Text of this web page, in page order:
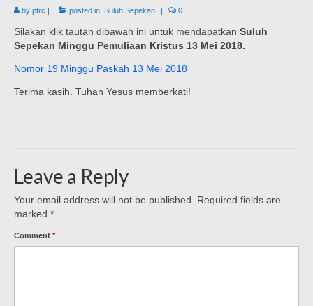
HUBUNGI KAMI
INFO GEREJA
by ptrc | posted in: Suluh Sepekan | 0
Silakan klik tautan dibawah ini untuk mendapatkan Suluh
Sepekan Minggu Pemuliaan Kristus 13 Mei 2018.
Nomor 19 Minggu Paskah 13 Mei 2018
Terima kasih. Tuhan Yesus memberkati!
Leave a Reply
Your email address will not be published.
Required fields are
marked *
Comment *